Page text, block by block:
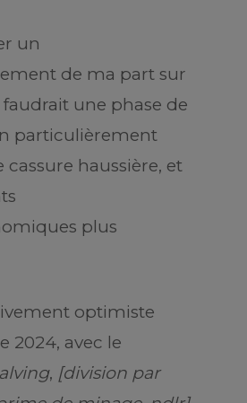
un
de ma part sur
une phase de
particulièrement
cassure haussière, et
plus
optimiste
2024, avec le
, [division par